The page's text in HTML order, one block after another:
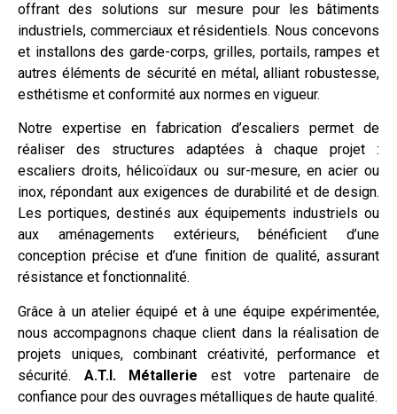
offrant des solutions sur mesure pour les bâtiments
industriels, commerciaux et résidentiels. Nous concevons
et installons des garde-corps, grilles, portails, rampes et
autres éléments de sécurité en métal, alliant robustesse,
esthétisme et conformité aux normes en vigueur.
Notre expertise en fabrication d’escaliers permet de
réaliser des structures adaptées à chaque projet :
escaliers droits, hélicoïdaux ou sur-mesure, en acier ou
inox, répondant aux exigences de durabilité et de design.
Les portiques, destinés aux équipements industriels ou
aux aménagements extérieurs, bénéficient d’une
conception précise et d’une finition de qualité, assurant
résistance et fonctionnalité.
Grâce à un atelier équipé et à une équipe expérimentée,
nous accompagnons chaque client dans la réalisation de
projets uniques, combinant créativité, performance et
sécurité. A.T.I. Métallerie est votre partenaire de
confiance pour des ouvrages métalliques de haute qualité.